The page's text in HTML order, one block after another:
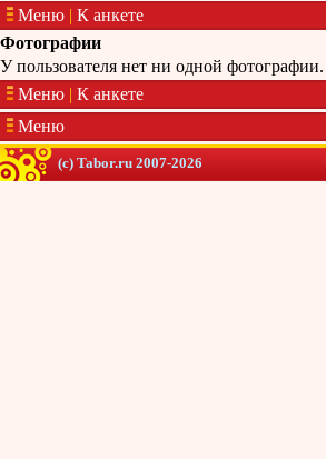
Меню | К анкете
Фотографии
У пользователя нет ни одной фотографии.
Меню | К анкете
Меню
(c) Tabor.ru 2007-2026